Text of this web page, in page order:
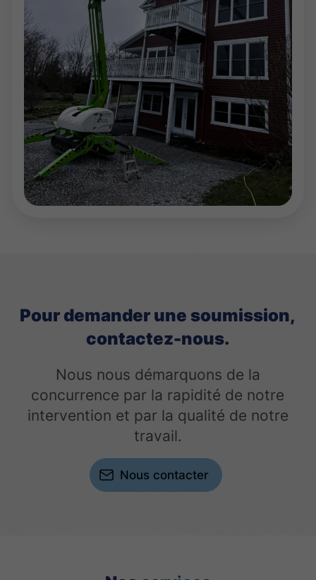
Pour demander une soumission,
contactez-nous.
Nous nous démarquons de la
concurrence par la rapidité de notre
intervention et par la qualité de notre
travail.
Nous contacter